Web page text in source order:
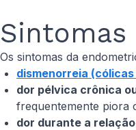
Sintomas
Os sintomas da
dismenorreia
dor pélvica crônica
frequentemente piora
dor durante a